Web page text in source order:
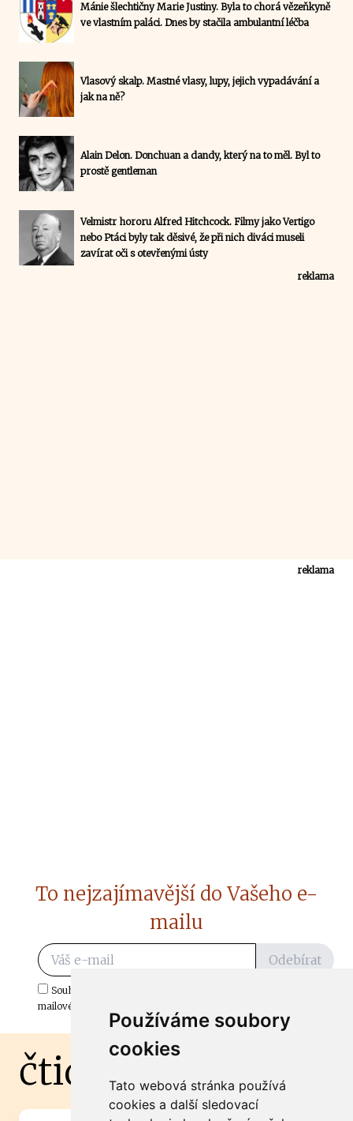
Používáme soubory
cookies
Tato webová stránka používá
cookies a další sledovací
Mánie šlechtičny Marie Justiny. Byla to chorá vězeňkyně
ve vlastním paláci. Dnes by stačila ambulantní léčba
Vlasový skalp. Mastné vlasy, lupy, jejich vypadávání a
jak na ně?
Alain Delon. Donchuan a dandy, který na to měl. Byl to
prostě gentleman
Velmistr hororu Alfred Hitchcock. Filmy jako Vertigo
nebo Ptáci byly tak děsivé, že při nich diváci museli
zavírat oči s otevřenými ústy
reklama
reklama
To nejzajímavější do Vašeho e-
mailu
Odebírat
Souhlasím s odběrem důležitých zpráv ze ČtiDoma.cz do mé e-
mailové schránky.
čtidoma.cz